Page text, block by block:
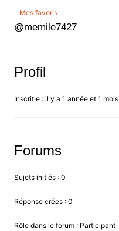
Mes favoris
@memile7427
Profil
Inscrit·e : il y a 1 année et 1 mois
Forums
Sujets initiés : 0
Réponse crées : 0
Rôle dans le forum : Participant